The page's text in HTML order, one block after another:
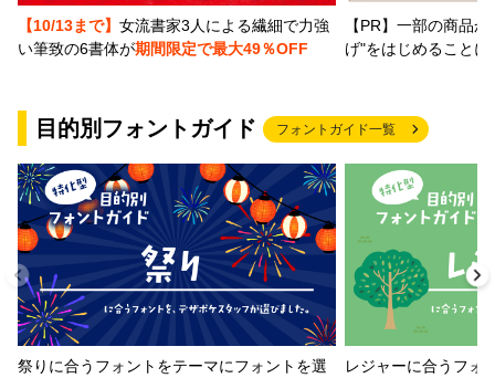
【10/13まで】 女流書家3人による繊細で力強
い筆致の6書体が期間限定で最大49％OFF
【PR】一部の商品
げ"をはじめること
目的別フォントガイド フォントガイド一覧
祭りに合うフォントをテーマにフォントを選
レジャーに合うフォ